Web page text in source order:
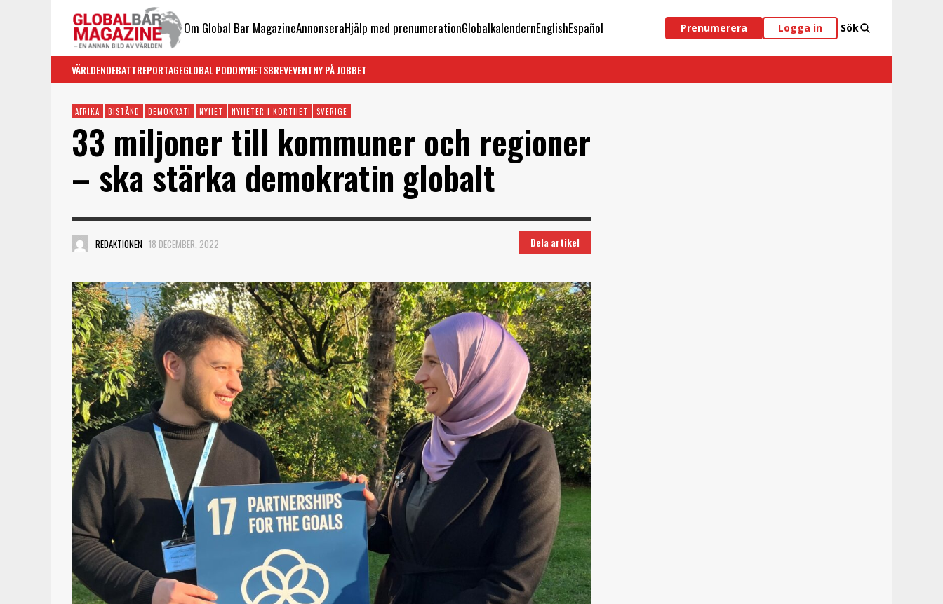
Om Global Bar MagazineAnnonseraHjälp med prenumerationGlobalkalendernEnglishEspañol Prenumerera Logga in Sök
VÄRLDENDEBATTREPORTAGEGLOBAL PODDNYHETSBREVEVENTNY PÅ JOBBET
AFRIKA BISTÅND DEMOKRATI NYHET NYHETER I KORTHET SVERIGE
33 miljoner till kommuner och regioner
– ska stärka demokratin globalt
REDAKTIONEN 18 DECEMBER, 2022 Dela artikel